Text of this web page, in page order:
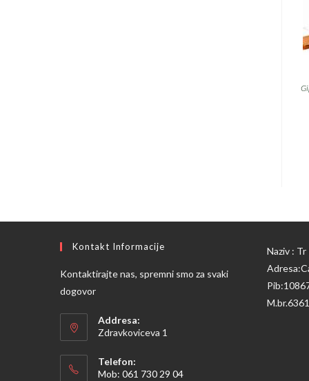
Kontakt Informacije
Kontaktirajte nas, spremni smo za svaki
dogovor
Addresa:
Zdravkoviceva 1
Telefon:
Mob: 061 730 29 04
Naziv :